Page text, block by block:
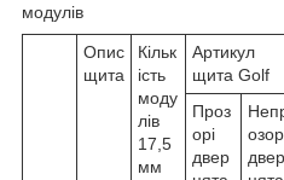
модулів
Опис
щита
Кільк
ість
моду
лів
17,5
мм
Артикул
щита Golf
Проз
орі
двер
двер